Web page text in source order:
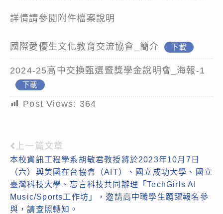
詳情請參閱附件檔案說明
國際愛優生文化教育交流協會_簡介 下載
2024-25高中交換甄選暨獎學金說明會_海報-1
下載
Post Views: 364
Read
more
articles
上一篇文章
本校資訊工程學系胡敏君教授將於2023年10月7日
（六）與美國在台協會（AIT）、國立成功大學、國立
臺灣科技大學、忘言科技共同辦理「TechGirls AI
Music/Sports工作坊」，邀請高中職學生踴躍報名參
與，請查照轉知。